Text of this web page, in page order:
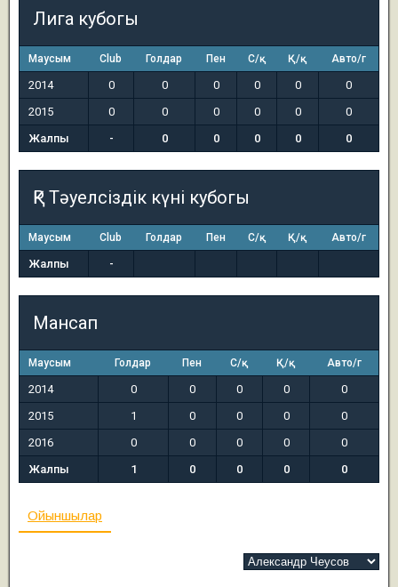
Лига кубогы
Маусым Club Голдар Пен С/қ Қ/қ Авто/г
2014 0 0 0 0 0
0
2015
0 0 0 0 0
0
Жалпы
- 0 0 0 0 0
ҚР Тәуелсіздік күні кубогы
Маусым Club Голдар Пен С/қ Қ/қ Авто/г
Жалпы -
Мансап
Маусым Голдар Пен С/қ Қ/қ Авто/г
2014 0 0 0 0
0
2015
1 0 0 0
0
2016
0 0 0 0
0
Жалпы
1 0 0 0 0
Ойыншылар